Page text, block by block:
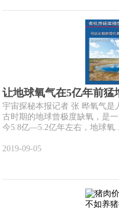
让地球氧气在5亿年前猛
宇宙探秘本报记者 张 晔氧气是
古时期的地球曾极度缺氧，是
今5.8亿—5.2亿年左右，地球氧
2019-09-05